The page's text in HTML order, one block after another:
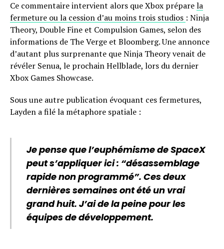
Ce commentaire intervient alors que Xbox préparela
fermeture ou la cession d’au moins trois studios : Ninja
Theory, Double Fine et Compulsion Games, selon des
informations de The Verge et Bloomberg. Une annonce
d’autant plus surprenante que Ninja Theory venait de
révéler Senua, le prochain Hellblade, lors du dernier
Xbox Games Showcase.
Sous une autre publication évoquant ces fermetures,
Layden a filé la métaphore spatiale :
Je pense que l’euphémisme de SpaceX
peut s’appliquer ici : “désassemblage
rapide non programmé”. Ces deux
dernières semaines ont été un vrai
grand huit. J’ai de la peine pour les
équipes de développement.